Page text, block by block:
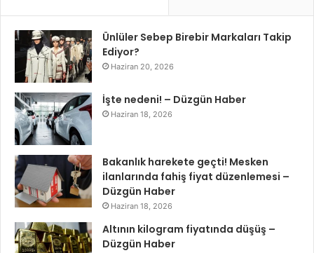
Ünlüler Sebep Birebir Markaları Takip
Ediyor?
Haziran 20, 2026
İşte nedeni! – Düzgün Haber
Haziran 18, 2026
Bakanlık harekete geçti! Mesken
ilanlarında fahiş fiyat düzenlemesi –
Düzgün Haber
Haziran 18, 2026
Altının kilogram fiyatında düşüş –
Düzgün Haber